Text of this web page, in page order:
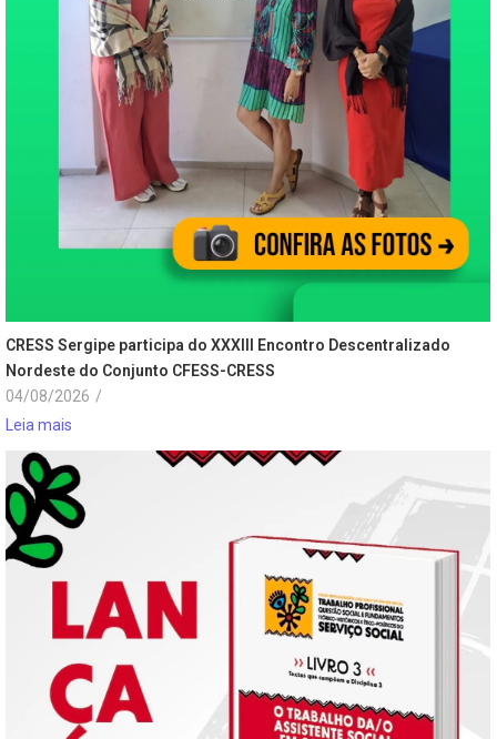
CRESS Sergipe participa do XXXIII Encontro Descentralizado
Nordeste do Conjunto CFESS-CRESS
04/08/2026 /
Leia mais